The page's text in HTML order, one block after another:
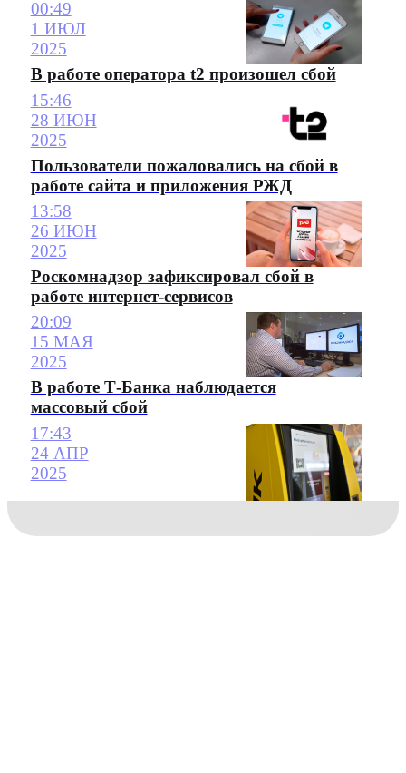
00:49
1 ИЮЛ
2025
В работе оператора t2 произошел сбой
15:46
28 ИЮН
2025
Пользователи пожаловались на сбой в
работе сайта и приложения РЖД
13:58
26 ИЮН
2025
Роскомнадзор зафиксировал сбой в
работе интернет-сервисов
20:09
15 МАЯ
2025
В работе Т-Банка наблюдается
массовый сбой
17:43
24 АПР
2025